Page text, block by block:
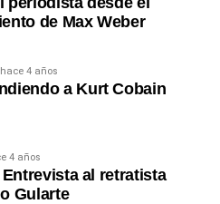
de Max Weber
hace 4 años
a Kurt Cobain
4 años
al retratista
Gularte